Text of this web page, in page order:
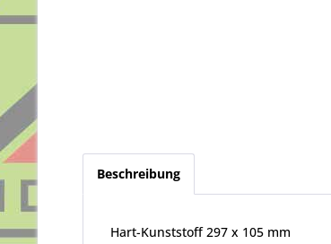
Beschreibung
Hart-Kunststoff 297 x 105 mm